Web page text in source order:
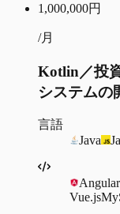
1,000,000円
/月
Kotlin／投
システムの
言語
Java
Angular
Vue.js